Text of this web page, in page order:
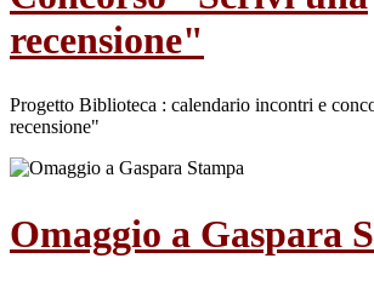
recensione"
Progetto Biblioteca : calendario incontri e
recensione"
Omaggio a Gaspara